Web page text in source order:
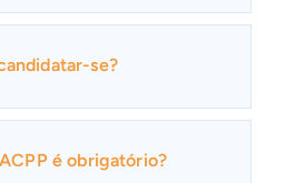
se?
é obrigatório?